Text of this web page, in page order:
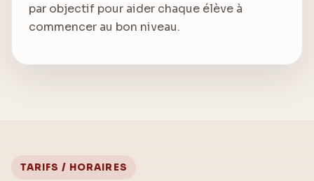
par objectif pour aider chaque élève à
commencer au bon niveau.
TARIFS / HORAIRES